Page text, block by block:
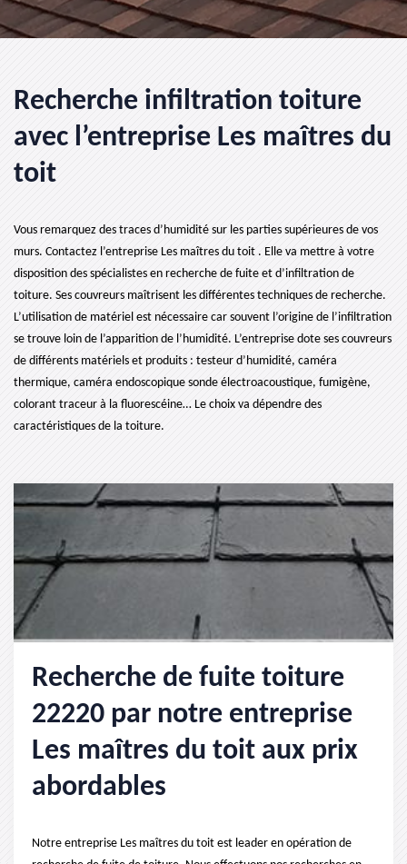
Recherche infiltration toiture
avec l’entreprise Les maîtres du
toit
Vous remarquez des traces d’humidité sur les parties supérieures de vos
murs. Contactez l’entreprise Les maîtres du toit . Elle va mettre à votre
disposition des spécialistes en recherche de fuite et d’infiltration de
toiture. Ses couvreurs maîtrisent les différentes techniques de recherche.
L’utilisation de matériel est nécessaire car souvent l’origine de l’infiltration
se trouve loin de l’apparition de l’humidité. L’entreprise dote ses couvreurs
de différents matériels et produits : testeur d’humidité, caméra
thermique, caméra endoscopique sonde électroacoustique, fumigène,
colorant traceur à la fluorescéine… Le choix va dépendre des
caractéristiques de la toiture.
Recherche de fuite toiture
22220 par notre entreprise
Les maîtres du toit aux prix
abordables
Notre entreprise Les maîtres du toit est leader en opération de